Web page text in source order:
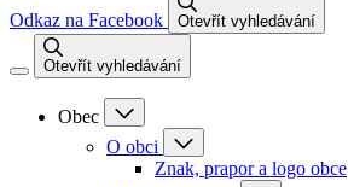
Odkaz na Facebook Otevřít vyhledávání
Otevřít vyhledávání
Obec
O obci
Znak, prapor a logo obce